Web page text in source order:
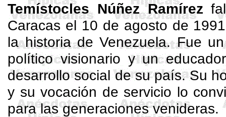
Temístocles Núñez Ramírez
Caracas el 10 de agosto de
la historia de Venezuela. Fue
político visionario y un
desarrollo social de su país. Su
y su vocación de servicio lo
para las generaciones venideras.